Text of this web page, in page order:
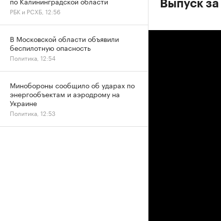
Выпуск
РБК и РСХБ, 12:56
В Московской области объявили
беспилотную опасность
Политика, 12:54
Минобороны сообщило об ударах по
энергообъектам и аэродрому на
Украине
Политика, 12:53